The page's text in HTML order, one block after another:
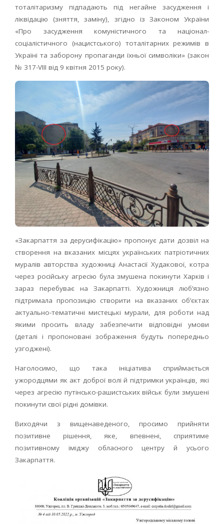
тоталітаризму підпадають під негайне засудження і
ліквідацію (зняття, заміну), згідно із Законом України
«Про засудження комуністичного та націонал-
соціалістичного (нацистського) тоталітарних режимів в
Україні та заборону пропаганди їхньої символіки» (закон
№ 317-VIII від 9 квітня 2015 року).
«Закарпаття за дерусифікацію» пропонує дати дозвіл на
створення на вказаних місцях українських патріотичних
муралів авторства художниці Анастасії Худакової, котра
через російську агресію була змушена покинути Харків і
зараз перебуває на Закарпатті. Художниця люб’язно
підтримала пропозицію створити на вказаних об’єктах
актуально­-тематичні мистецькі мурали, для роботи над
якими просить владу забезпечити відповідні умови
(деталі і пропоновані зображення будуть попередньо
узгоджені).
Наголосимо, що така ініціатива сприймається
ужородцями як акт доброї волі й підтримки українців, які
через агресію путінсько-рашистських військ були змушені
покинути свої рідні домівки.
Виходячи з вищенаведеного, просимо прийняти
позитивне рішення, яке, впевнені, сприятиме
позитивному іміджу обласного центру й усього
Закарпаття.